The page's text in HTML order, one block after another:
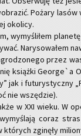
Po­ża­ry lasów
oko­li­cy.
wy­my­śli­łem
Na­ry­so­wa­łem
przez
książ­ki
jak i fu­tu­ry­stycz­ny
nie wszę­dzie).
w XXI wieku. W
coraz
zgi­nę­ły